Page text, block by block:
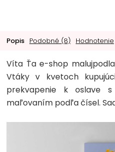
Popis Podobné (8) Hodnotenie
Víta Ťa e-shop
Vtáky v kvetoch
prekvapenie k oslave
maľovaním podľa čísel.